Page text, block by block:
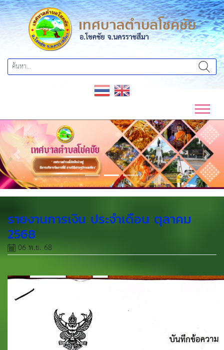
Previous Next
รายงานการเงิน ประจำเดือน ตุลาคม
2568
06 พ.ย. 68